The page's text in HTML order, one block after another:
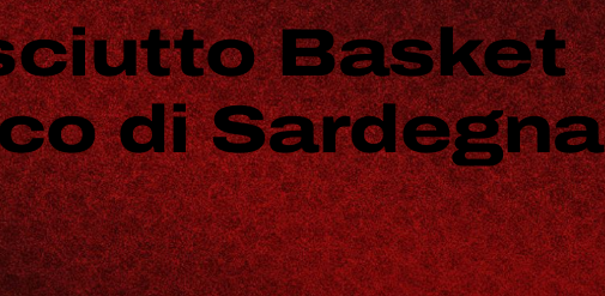
Basket
di Sardegna